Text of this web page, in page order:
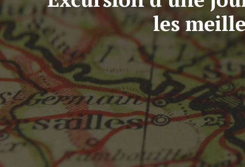
les